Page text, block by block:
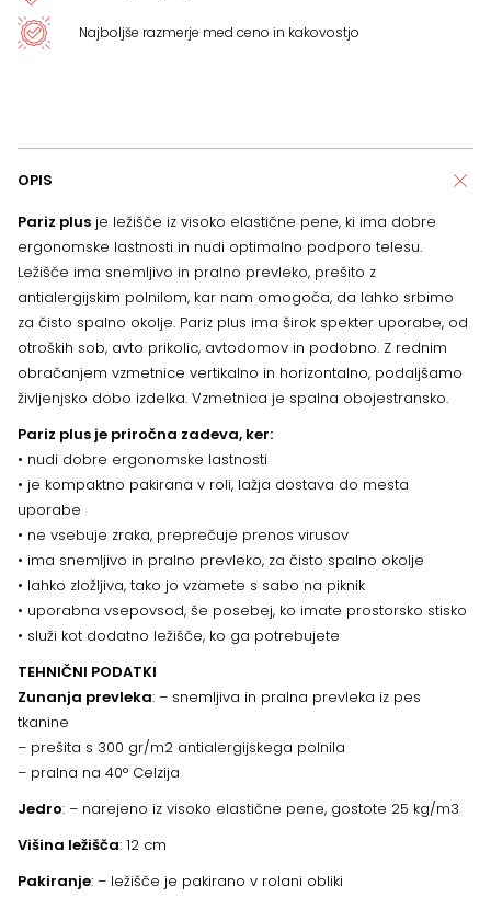
Najboljše razmerje med ceno in kakovostjo
OPIS
Pariz plus je ležišče iz visoko elastične pene, ki ima dobre
ergonomske lastnosti in nudi optimalno podporo telesu.
Ležišče ima snemljivo in pralno prevleko, prešito z
antialergijskim polnilom, kar nam omogoča, da lahko srbimo
za čisto spalno okolje. Pariz plus ima širok spekter uporabe, od
otroških sob, avto prikolic, avtodomov in podobno. Z rednim
obračanjem vzmetnice vertikalno in horizontalno, podaljšamo
življenjsko dobo izdelka. Vzmetnica je spalna obojestransko.
Pariz plus je priročna zadeva, ker:
• nudi dobre ergonomske lastnosti
• je kompaktno pakirana v roli, lažja dostava do mesta
uporabe
• ne vsebuje zraka, preprečuje prenos virusov
• ima snemljivo in pralno prevleko, za čisto spalno okolje
• lahko zložljiva, tako jo vzamete s sabo na piknik
• uporabna vsepovsod, še posebej, ko imate prostorsko stisko
• služi kot dodatno ležišče, ko ga potrebujete
TEHNIČNI PODATKI
Zunanja prevleka: – snemljiva in pralna prevleka iz pes
tkanine
– prešita s 300 gr/m2 antialergijskega polnila
– pralna na 40° Celzija
Jedro: – narejeno iz visoko elastične pene, gostote 25 kg/m3
Višina ležišča: 12 cm
Pakiranje: – ležišče je pakirano v rolani obliki